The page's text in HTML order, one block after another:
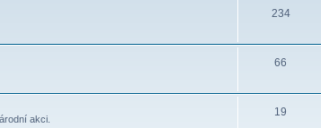
234
66
akci.
19